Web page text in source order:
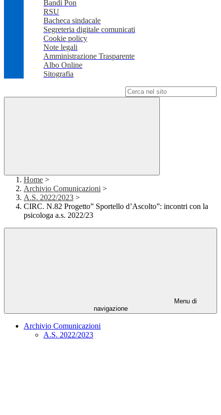
Bandi Pon
RSU
Bacheca sindacale
Segreteria digitale comunicati
Cookie policy
Note legali
Amministrazione Trasparente
Albo Online
Sitografia
Home >
Archivio Comunicazioni >
A.S. 2022/2023 >
CIRC. N.82 Progetto” Sportello d’Ascolto”: incontri con la
psicologa a.s. 2022/23
Menu di
navigazione
Archivio Comunicazioni
A.S. 2022/2023